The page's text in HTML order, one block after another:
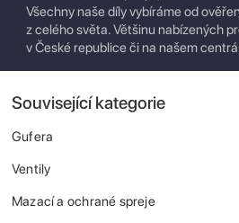
Všechny naše díly vybíráme od
z celého světa. Většinu nabízených
v České republice či na našem
Související kategorie
Gufera
Ventily
Mazací a ochrané spreje